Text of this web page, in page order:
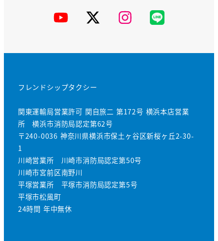
YouTubeX Instagram
公
式
フレンドシップタクシー
関東運輸局営業許可 関自旅二 第172号 横浜本店営業
所 横浜市消防局認定第62号
〒240-0036 神奈川県横浜市保土ヶ谷区新桜ヶ丘2-30-
1
川崎営業所 川崎市消防局認定第50号
川崎市宮前区南野川
平塚営業所 平塚市消防局認定第5号
平塚市松風町
24時間 年中無休